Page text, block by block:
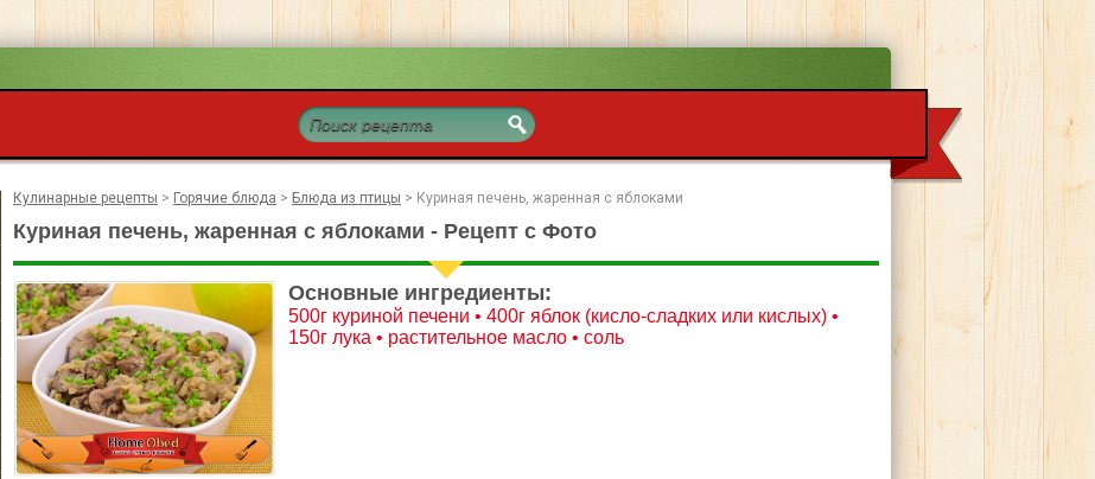
Кулинарные рецепты > Горячие блюда > Блюда из птицы > Куриная печень, жаренная с яблоками
Куриная печень, жаренная с яблоками - Рецепт с Фото
Основные ингредиенты:
500г куриной печени • 400г яблок (кисло-сладких или кислых) •
150г лука • растительное масло • соль